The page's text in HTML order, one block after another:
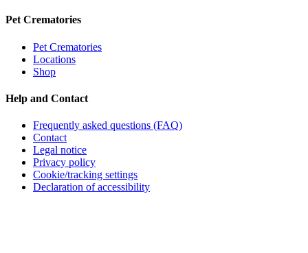
Pet Crematories
Pet Crematories
Locations
Shop
Help and Contact
Frequently asked questions (FAQ)
Contact
Legal notice
Privacy policy
Cookie/tracking settings
Declaration of accessibility